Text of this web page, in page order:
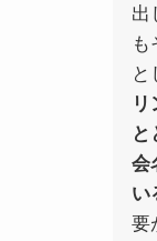
出
と
と
会
い
要